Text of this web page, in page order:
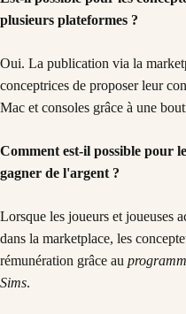
plusieurs plateformes ?
Oui. La publication via la
conceptrices de proposer leur
Mac et consoles grâce à une
Comment est-il possible pour
gagner de l'argent ?
Lorsque les joueurs et joueuses
dans la marketplace, les
rémunération grâce au
Sims.